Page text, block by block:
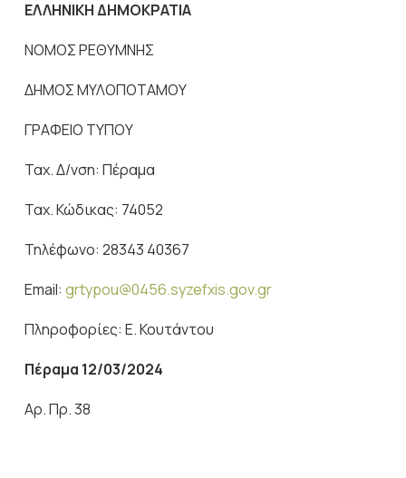
ΕΛΛΗΝΙΚΗ ΔΗΜΟΚΡΑΤΙΑ
ΝΟΜΟΣ ΡΕΘΥΜΝΗΣ
ΔΗΜΟΣ ΜΥΛΟΠΟΤΑΜΟΥ
ΓΡΑΦΕΙΟ ΤΥΠΟΥ
Ταχ. Δ/νση: Πέραμα
Ταχ. Κώδικας: 74052
Τηλέφωνο: 28343 40367
Email: grtypou@0456.syzefxis.gov.gr
Πληροφορίες: Ε. Κουτάντου
Πέραμα 12/03/2024
Αρ. Πρ. 38